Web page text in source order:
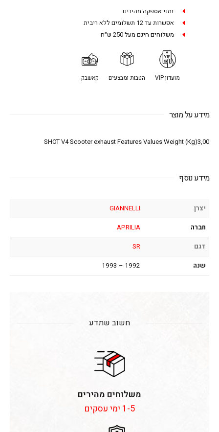
זמני אספקה מהירים
אפשרות עד 12 תשלומים ללא ריבית
משלוחים חינם מעל 250 ש״ח
מועדון VIP הטבות ומבצעים קאשבק
מידע על מוצר
SHOT V4 Scooter exhaust Features Values Weight (Kg)3,00
מידע נוסף
יצרן
GIANNELLI
חברה
APRILIA
דגם
SR
שנה
1992 – 1993
חשוב שתדע
משלוחים מהירים
1-5 ימי עסקים